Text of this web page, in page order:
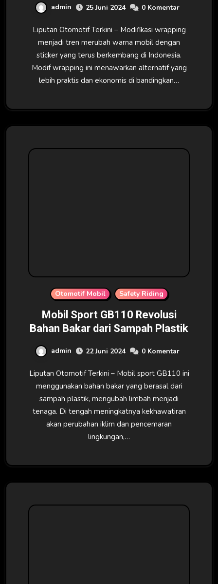
admin 25 Juni 2024 0 Komentar
Liputan Otomotif Terkini – Modifikasi wrapping
menjadi tren merubah warna mobil dengan
sticker yang terus berkembang di Indonesia.
Modif wrapping ini menawarkan alternatif yang
lebih praktis dan ekonomis di bandingkan…
Otomotif Mobil Safety Riding
Mobil Sport GB110 Revolusi
Bahan Bakar dari Sampah Plastik
admin 22 Juni 2024 0 Komentar
Liputan Otomotif Terkini – Mobil sport GB110 ini
menggunakan bahan bakar yang berasal dari
sampah plastik, mengubah limbah menjadi
tenaga. Di tengah meningkatnya kekhawatiran
akan perubahan iklim dan pencemaran
lingkungan,…